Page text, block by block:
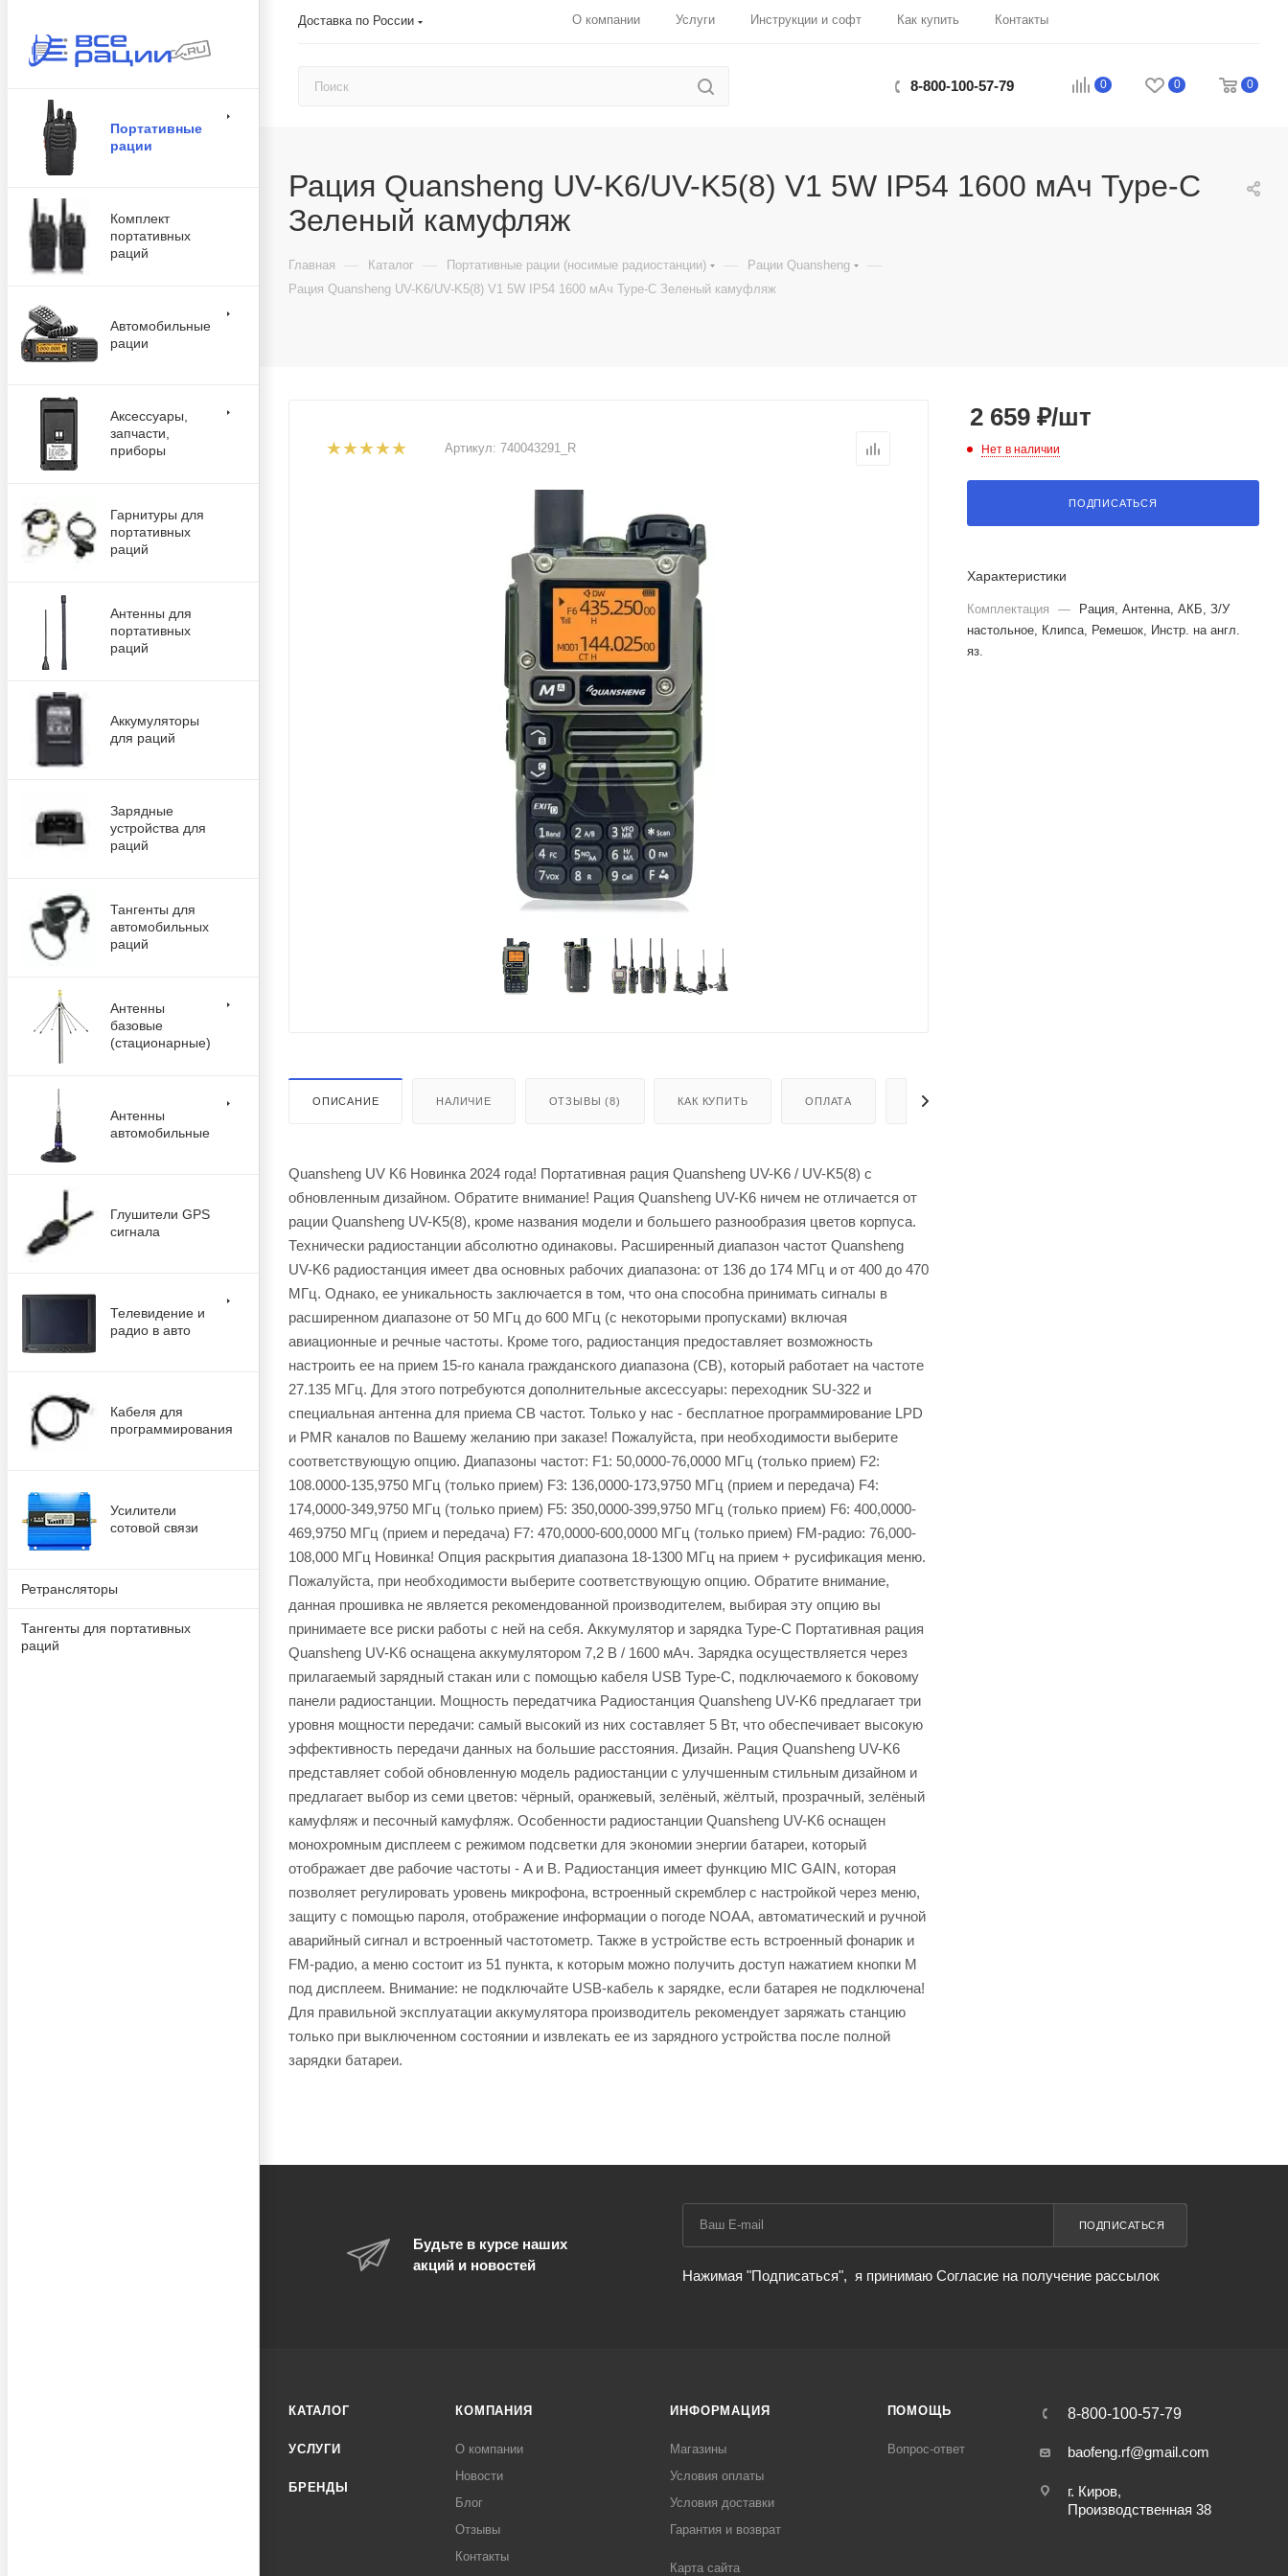
Доставка по России О компании Услуги Инструкции и софт Как купить Контакты
0 0 0
8-800-100-57-79
Портативные
рации
Комплект
портативных
раций
Автомобильные
рации
Аксессуары,
запчасти,
приборы
Гарнитуры для
портативных
раций
Антенны для
портативных
раций
Аккумуляторы
для раций
Зарядные
устройства для
раций
Тангенты для
автомобильных
раций
Антенны
базовые
(стационарные)
Антенны
автомобильные
Глушители GPS
сигнала
Телевидение и
радио в авто
Кабеля для
программирования
Усилители
сотовой связи
Ретрансляторы
Тангенты для портативных
раций
Рация Quansheng UV-K6/UV-K5(8) V1 5W IP54 1600 мАч Type-C
Зеленый камуфляж
Главная — Каталог — Портативные рации (носимые радиостанции) — Рации Quansheng —
Рация Quansheng UV-K6/UV-K5(8) V1 5W IP54 1600 мАч Type-C Зеленый камуфляж
Артикул: 740043291_R
ОПИСАНИЕ НАЛИЧИЕ ОТЗЫВЫ (8) КАК КУПИТЬ ОПЛАТА ДОСТАВКА
Quansheng UV K6 Новинка 2024 года! Портативная рация Quansheng UV-K6 / UV-K5(8) с
обновленным дизайном. Обратите внимание! Рация Quansheng UV-K6 ничем не отличается от
рации Quansheng UV-K5(8), кроме названия модели и большего разнообразия цветов корпуса.
Технически радиостанции абсолютно одинаковы. Расширенный диапазон частот Quansheng
UV-K6 радиостанция имеет два основных рабочих диапазона: от 136 до 174 МГц и от 400 до 470
МГц. Однако, ее уникальность заключается в том, что она способна принимать сигналы в
расширенном диапазоне от 50 МГц до 600 МГц (с некоторыми пропусками) включая
авиационные и речные частоты. Кроме того, радиостанция предоставляет возможность
настроить ее на прием 15-го канала гражданского диапазона (CB), который работает на частоте
27.135 МГц. Для этого потребуются дополнительные аксессуары: переходник SU-322 и
специальная антенна для приема CB частот. Только у нас - бесплатное программирование LPD
и PMR каналов по Вашему желанию при заказе! Пожалуйста, при необходимости выберите
соответствующую опцию. Диапазоны частот: F1: 50,0000-76,0000 МГц (только прием) F2:
108.0000-135,9750 МГц (только прием) F3: 136,0000-173,9750 МГц (прием и передача) F4:
174,0000-349,9750 МГц (только прием) F5: 350,0000-399,9750 МГц (только прием) F6: 400,0000-
469,9750 МГц (прием и передача) F7: 470,0000-600,0000 МГц (только прием) FM-радио: 76,000-
108,000 МГц Новинка! Опция раскрытия диапазона 18-1300 МГц на прием + русификация меню.
Пожалуйста, при необходимости выберите соответствующую опцию. Обратите внимание,
данная прошивка не является рекомендованной производителем, выбирая эту опцию вы
принимаете все риски работы с ней на себя. Аккумулятор и зарядка Type-C Портативная рация
Quansheng UV-K6 оснащена аккумулятором 7,2 В / 1600 мАч. Зарядка осуществляется через
прилагаемый зарядный стакан или с помощью кабеля USB Type-C, подключаемого к боковому
панели радиостанции. Мощность передатчика Радиостанция Quansheng UV-K6 предлагает три
уровня мощности передачи: самый высокий из них составляет 5 Вт, что обеспечивает высокую
эффективность передачи данных на большие расстояния. Дизайн. Рация Quansheng UV-K6
представляет собой обновленную модель радиостанции с улучшенным стильным дизайном и
предлагает выбор из семи цветов: чёрный, оранжевый, зелёный, жёлтый, прозрачный, зелёный
камуфляж и песочный камуфляж. Особенности радиостанции Quansheng UV-K6 оснащен
монохромным дисплеем с режимом подсветки для экономии энергии батареи, который
отображает две рабочие частоты - A и B. Радиостанция имеет функцию MIC GAIN, которая
позволяет регулировать уровень микрофона, встроенный скремблер с настройкой через меню,
защиту с помощью пароля, отображение информации о погоде NOAA, автоматический и ручной
аварийный сигнал и встроенный частотометр. Также в устройстве есть встроенный фонарик и
FM-радио, а меню состоит из 51 пункта, к которым можно получить доступ нажатием кнопки M
под дисплеем. Внимание: не подключайте USB-кабель к зарядке, если батарея не подключена!
Для правильной эксплуатации аккумулятора производитель рекомендует заряжать станцию
только при выключенном состоянии и извлекать ее из зарядного устройства после полной
зарядки батареи.
2 659 ₽/шт
Нет в наличии
ПОДПИСАТЬСЯ
Характеристики
Комплектация —
Рация, Антенна, АКБ, З/У
настольное, Клипса, Ремешок, Инстр. на англ.
яз.
Будьте в курсе наших
акций и новостей
ПОДПИСАТЬСЯ
Нажимая "Подписаться", я принимаю Согласие на получение рассылок
КАТАЛОГ
УСЛУГИ
БРЕНДЫ
КОМПАНИЯ
О компании
Новости
Блог
Отзывы
Контакты
ИНФОРМАЦИЯ
Магазины
Условия оплаты
Условия доставки
Гарантия и возврат
Карта сайта
ПОМОЩЬ
Вопрос-ответ
8-800-100-57-79
baofeng.rf@gmail.com
г. Киров,
Производственная 38